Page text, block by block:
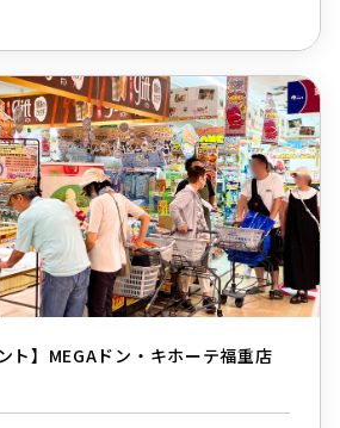
ト】MEGAドン・キホーテ福重店